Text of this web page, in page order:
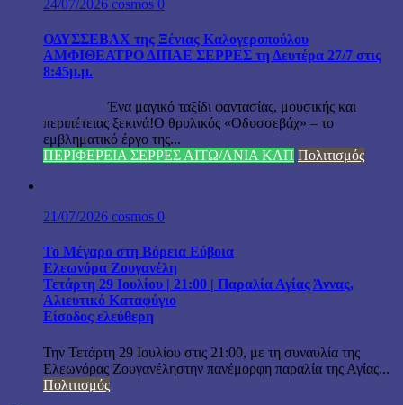
24/07/2026 cosmos 0
ΟΔΥΣΣΕΒΑΧ της Ξένιας Καλογεροπούλου
ΑΜΦΙΘΕΑΤΡΟ ΔΙΠΑΕ ΣΕΡΡΕΣ τη Δευτέρα 27/7 στις
8:45μ.μ.
Ένα μαγικό ταξίδι φαντασίας, μουσικής και
περιπέτειας ξεκινά!Ο θρυλικός «Οδυσσεβάχ» – το
εμβληματικό έργο της...
ΠΕΡΙΦΕΡΕΙΑ ΣΕΡΡΕΣ ΑΙΤΩ/ΛΝΙΑ ΚΛΠ Πολιτισμός
21/07/2026 cosmos 0
Το Μέγαρο στη Βόρεια Εύβοια
Ελεωνόρα Ζουγανέλη
Τετάρτη 29 Ιουλίου | 21:00 | Παραλία Αγίας Άννας,
Αλιευτικό Καταφύγιο
Είσοδος ελεύθερη
Την Τετάρτη 29 Ιουλίου στις 21:00, με τη συναυλία της
Ελεωνόρας Ζουγανέληστην πανέμορφη παραλία της Αγίας...
Πολιτισμός